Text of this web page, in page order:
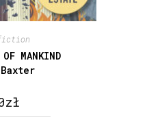
MANKIND
zł